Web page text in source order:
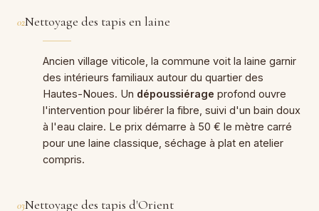
02Nettoyage des tapis en laine
Ancien village viticole, la commune voit la laine garnir
des intérieurs familiaux autour du quartier des
Hautes-Noues. Un dépoussiérage profond ouvre
l'intervention pour libérer la fibre, suivi d'un bain doux
à l'eau claire. Le prix démarre à 50 € le mètre carré
pour une laine classique, séchage à plat en atelier
compris.
03Nettoyage des tapis d'Orient